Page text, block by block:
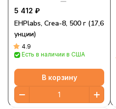
5 412 ₽
EHPlabs, Crea-8, 500 г (17,6
унции)
4.9
Есть в наличии в США
В корзину